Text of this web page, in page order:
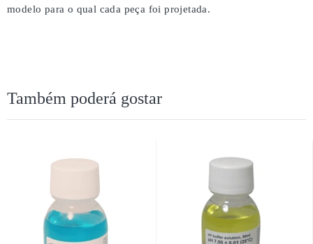
modelo para o qual cada peça foi projetada.
Também poderá gostar